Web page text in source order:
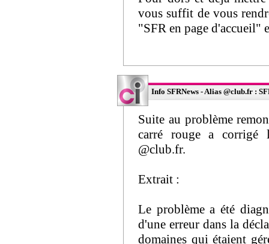
vous suffit de vous
"SFR en page d'accueil"
Info SFRNews - Alias @club.fr :
Suite au problème
carré rouge a corrigé
@club.fr.
Extrait :
Le problème a été
d'une erreur dans la
domaines qui étaient